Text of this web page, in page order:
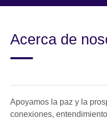
idioma
Acerca de
Apoyamos la paz y la
conexiones,